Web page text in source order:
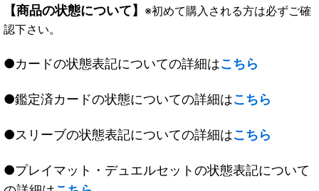
【商品の状態について】 ※初めて購入される方は必ずご確
認下さい。
●カードの状態表記についての詳細はこちら
●鑑定済カードの状態についての詳細はこちら
●スリーブの状態表記についての詳細はこちら
●プレイマット・デュエルセットの状態表記について